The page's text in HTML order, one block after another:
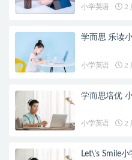
小学英语 2
学而思 乐读
小学英语 2
学而思培优
小学英语 2
Let\’s Smile